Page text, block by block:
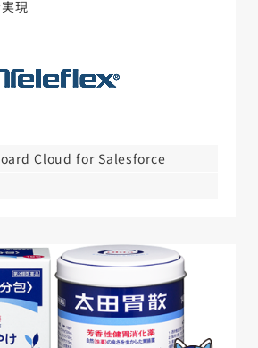
現
Cloud for Salesforce